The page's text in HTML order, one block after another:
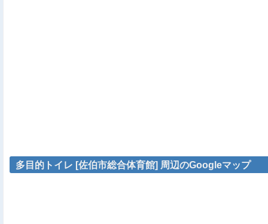
多目的トイレ [佐伯市総合体育館] 周辺のGoogleマップ